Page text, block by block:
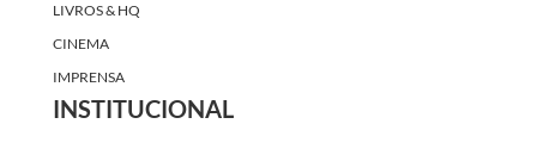
LIVROS & HQ
CINEMA
IMPRENSA
INSTITUCIONAL